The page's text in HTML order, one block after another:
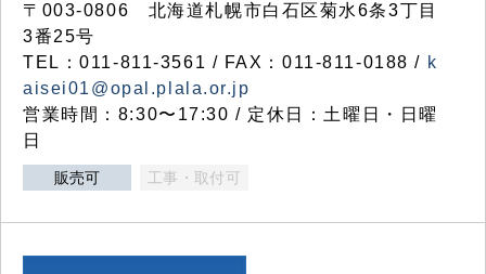
〒003-0806 北海道札幌市白石区菊水6条3丁目
3番25号
TEL：011-811-3561 / FAX：011-811-0188 / k
aisei01@opal.plala.or.jp
営業時間：8:30〜17:30 / 定休日：土曜日・日曜
日
販売可 工事・取付可